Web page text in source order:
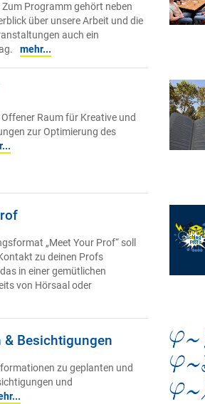
Zum Programm gehört neben
über unsere Arbeit und die
auch ein
mehr...
Raum für Kreative und
zur Optimierung des
„Meet Your Prof“ soll
zu deinen Profs
in einer gemütlichen
von Hörsaal oder
& Besichtigungen
zu geplanten und
und